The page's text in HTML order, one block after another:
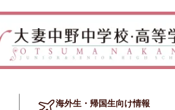
海外生・帰国生向け情報